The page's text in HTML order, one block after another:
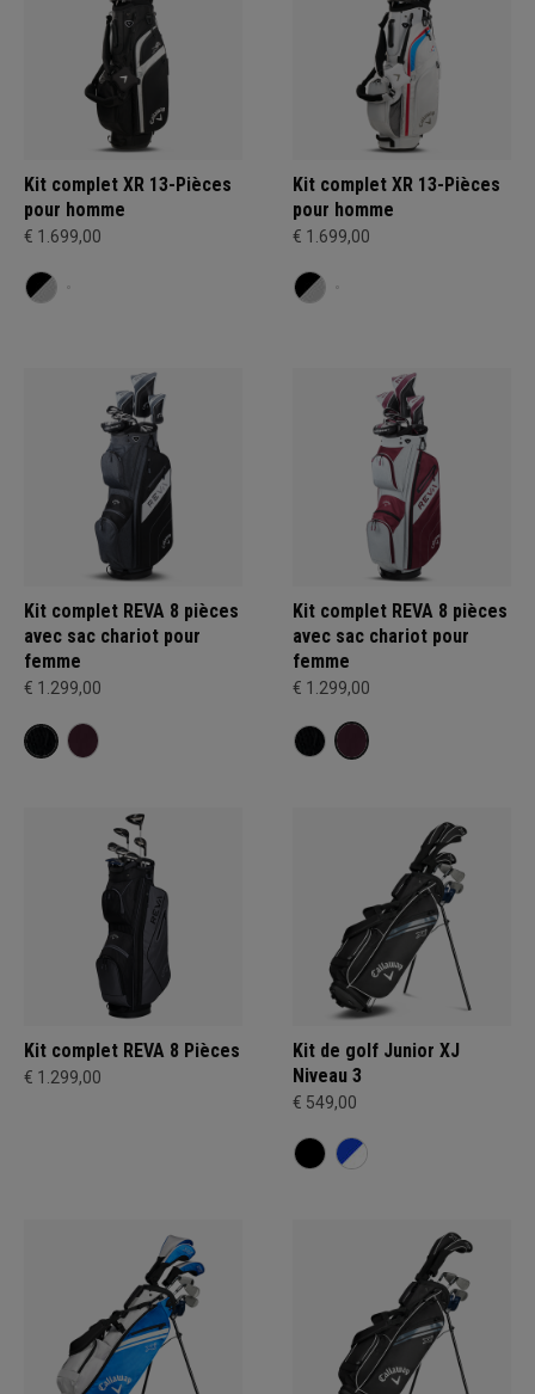
Kit complet XR 13-Pièces
pour homme
€ 1.699,00
Kit complet XR 13-Pièces
pour homme
€ 1.699,00
Kit complet REVA 8 pièces
avec sac chariot pour
femme
€ 1.299,00
Kit complet REVA 8 pièces
avec sac chariot pour
femme
€ 1.299,00
Kit complet REVA 8 Pièces
€ 1.299,00
Kit de golf Junior XJ
Niveau 3
€ 549,00